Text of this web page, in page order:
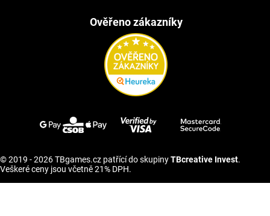
Ověřeno zákazníky
© 2019 - 2026 TBgames.cz patřící do skupinyTBcreative Invest.
Veškeré ceny jsou včetně 21% DPH.